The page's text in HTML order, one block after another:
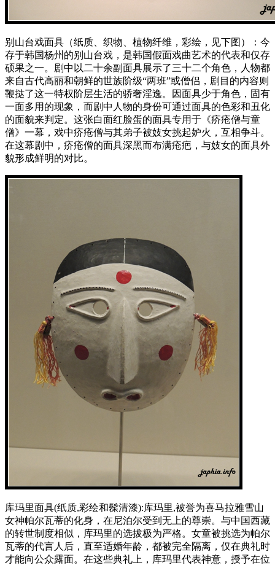
别山台戏面具（纸质、织物、植物纤维，彩绘，见下图）：今
存于韩国杨州的别山台戏，是韩国假面戏曲艺术的代表和仅存
硕果之一。剧中以二十余副面具展示了三十二个角色，人物都
来自古代高丽和朝鲜的世族阶级“两班”或僧侣，剧目的内容则
鞭挞了这一特权阶层生活的骄奢淫逸。因面具少于角色，固有
一面多用的现象，而剧中人物的身份可通过面具的色彩和丑化
的面貌来判定。这张白面红脸蛋的面具专用于《疥疮僧与童
僧》一幕，戏中疥疮僧与其弟子被妓女挑起妒火，互相争斗。
在这幕剧中，疥疮僧的面具深黑而布满疮疤，与妓女的面具外
貌形成鲜明的对比。
库玛里面具(纸质,彩绘和髹清漆):库玛里,被誉为喜马拉雅雪山
女神帕尔瓦蒂的化身，在尼泊尔受到无上的尊崇。与中国西藏
的转世制度相似，库玛里的选拔极为严格。女童被挑选为帕尔
瓦蒂的代言人后，直至适婚年龄，都被完全隔离，仅在典礼时
才能向公众露面。在这些典礼上，库玛里代表神意，授予在位